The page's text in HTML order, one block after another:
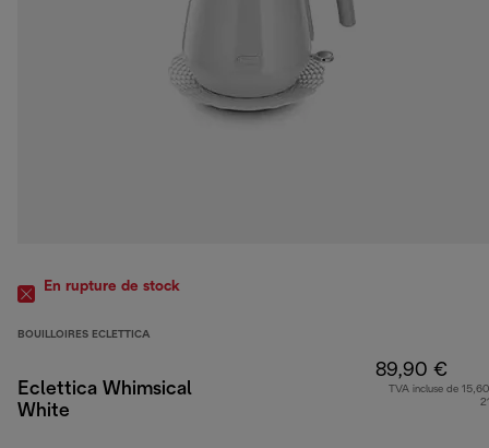
En rupture de stock
BOUILLOIRES ECLETTICA
Eclettica Whimsical
White
89,90 €
TVA incluse de